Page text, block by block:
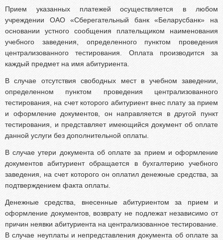
Прием указанных платежей осуществляется в любом
учреждении ОАО «Сберегательный банк «Беларусбанк» на
основании устного сообщения плательщиком наименования
учебного заведения, определенного пунктом проведения
централизованного тестирования. Оплата производится за
каждый предмет на имя абитуриента.
В случае отсутствия свободных мест в учебном заведении,
определенном пунктом проведения централизованного
тестирования, на счет которого абитуриент внес плату за прием
и оформление документов, он направляется в другой пункт
тестирования, и представляет имеющийся документ об оплате
данной услуги без дополнительной оплаты.
В случае утери документа об оплате за прием и оформление
документов абитуриент обращается в бухгалтерию учебного
заведения, на счет которого он оплатил денежные средства, за
подтверждением факта оплаты.
Денежные средства, внесенные абитуриентом за прием и
оформление документов, возврату не подлежат независимо от
причин неявки абитуриента на централизованное тестирование.
В случае неуплаты и непредставления документа об оплате за